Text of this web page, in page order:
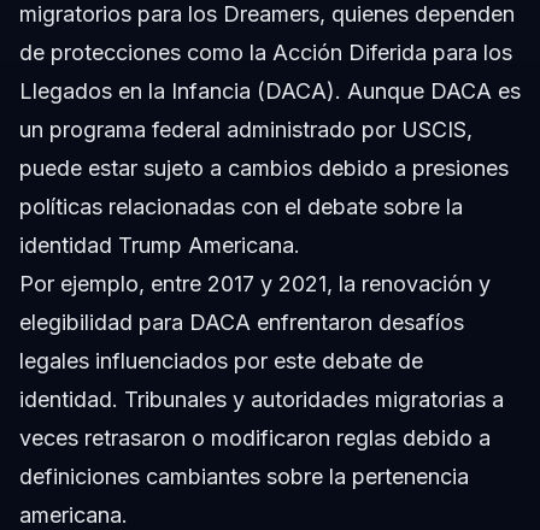
migratorios para los Dreamers, quienes dependen
de protecciones como la Acción Diferida para los
Llegados en la Infancia (DACA). Aunque DACA es
un programa federal administrado por USCIS,
puede estar sujeto a cambios debido a presiones
políticas relacionadas con el debate sobre la
identidad Trump Americana.
Por ejemplo, entre 2017 y 2021, la renovación y
elegibilidad para DACA enfrentaron desafíos
legales influenciados por este debate de
identidad. Tribunales y autoridades migratorias a
veces retrasaron o modificaron reglas debido a
definiciones cambiantes sobre la pertenencia
americana.